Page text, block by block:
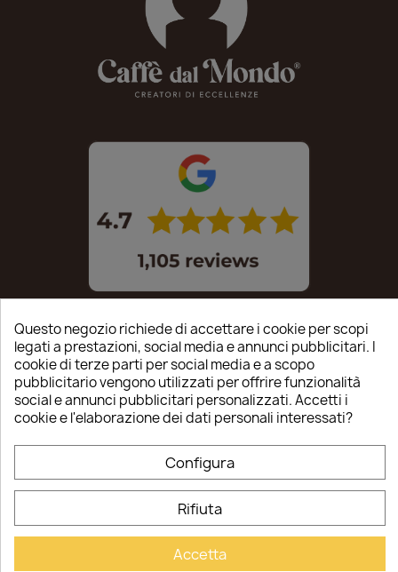
© 2025 Mec S.r.l. tutti i diritti sono riservati
Sede legale in Via Castagnari 5/A – Poncarale (BS) –
25020
P.IVA / C.F. / R.I. di Brescia n.03223310982
Capitale sociale ver. € 35.000
Questo negozio richiede di accettare i cookie per scopi
legati a prestazioni, social media e annunci pubblicitari. I
cookie di terze parti per social media e a scopo
pubblicitario vengono utilizzati per offrire funzionalità
social e annunci pubblicitari personalizzati. Accetti i
cookie e l'elaborazione dei dati personali interessati?
Configura
Rifiuta
Accetta